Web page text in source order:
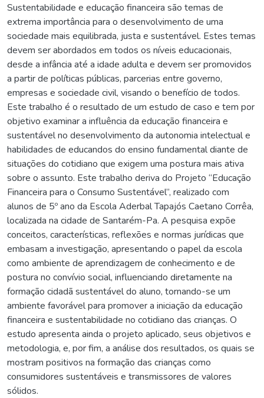
Sustentabilidade e educação financeira são temas de
extrema importância para o desenvolvimento de uma
sociedade mais equilibrada, justa e sustentável. Estes temas
devem ser abordados em todos os níveis educacionais,
desde a infância até a idade adulta e devem ser promovidos
a partir de políticas públicas, parcerias entre governo,
empresas e sociedade civil, visando o benefício de todos.
Este trabalho é o resultado de um estudo de caso e tem por
objetivo examinar a influência da educação financeira e
sustentável no desenvolvimento da autonomia intelectual e
habilidades de educandos do ensino fundamental diante de
situações do cotidiano que exigem uma postura mais ativa
sobre o assunto. Este trabalho deriva do Projeto “Educação
Financeira para o Consumo Sustentável”, realizado com
alunos de 5º ano da Escola Aderbal Tapajós Caetano Corrêa,
localizada na cidade de Santarém-Pa. A pesquisa expõe
conceitos, características, reflexões e normas jurídicas que
embasam a investigação, apresentando o papel da escola
como ambiente de aprendizagem de conhecimento e de
postura no convívio social, influenciando diretamente na
formação cidadã sustentável do aluno, tornando-se um
ambiente favorável para promover a iniciação da educação
financeira e sustentabilidade no cotidiano das crianças. O
estudo apresenta ainda o projeto aplicado, seus objetivos e
metodologia, e, por fim, a análise dos resultados, os quais se
mostram positivos na formação das crianças como
consumidores sustentáveis e transmissores de valores
sólidos.